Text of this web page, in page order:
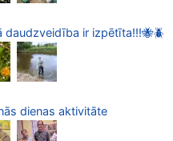
daudzveidība ir izpētīta!!!🐝🪲
dienas aktivitāte